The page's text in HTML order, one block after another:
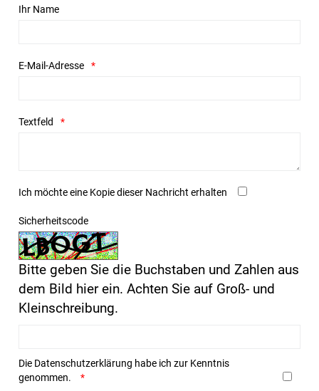
Ihr Name
E-Mail-Adresse
Textfeld
Ich möchte eine Kopie dieser Nachricht erhalten
Sicherheitscode
Bitte geben Sie die Buchstaben und Zahlen aus
dem Bild hier ein. Achten Sie auf Groß- und
Kleinschreibung.
Die Datenschutzerklärung habe ich zur Kenntnis
genommen.